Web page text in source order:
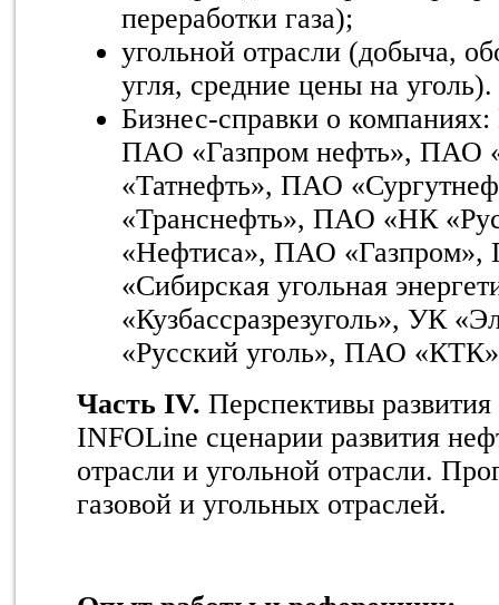
переработки газа);
угольной отрасли (добыча,
угля, средние цены на уголь).
Бизнес-справки о
ПАО «Газпром нефть», ПАО
«Татнефть», ПАО
«Транснефть», ПАО «НК
«Нефтиса», ПАО
«Сибирская угольная
«Кузбассразрезуголь», УК
«Русский уголь», ПАО «КТК»
Часть IV. Перспективы
INFOLine сценарии развития
отрасли и угольной отрасли.
газовой и угольных отраслей.